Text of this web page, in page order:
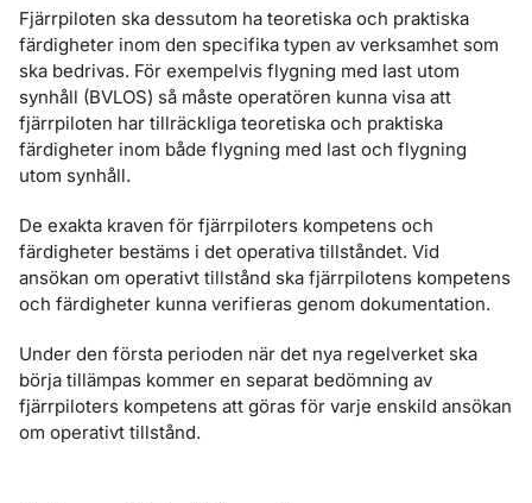
Fjärrpiloten ska dessutom ha teoretiska och praktiska
färdigheter inom den specifika typen av verksamhet som
ska bedrivas. För exempelvis flygning med last utom
synhåll (BVLOS) så måste operatören kunna visa att
fjärrpiloten har tillräckliga teoretiska och praktiska
färdigheter inom både flygning med last och flygning
utom synhåll.
De exakta kraven för fjärrpiloters kompetens och
färdigheter bestäms i det operativa tillståndet. Vid
ansökan om operativt tillstånd ska fjärrpilotens kompetens
och färdigheter kunna verifieras genom dokumentation.
Under den första perioden när det nya regelverket ska
börja tillämpas kommer en separat bedömning av
fjärrpiloters kompetens att göras för varje enskild ansökan
om operativt tillstånd.